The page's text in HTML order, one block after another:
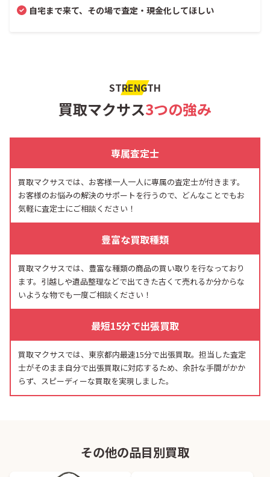
自宅まで来て、その場で査定・現金化してほしい
STRENGTH
買取マクサス3つの強み
専属査定士
買取マクサスでは、お客様一人一人に専属の査定士が付きます。
お客様のお悩みの解決のサポートを行うので、どんなことでもお
気軽に査定士にご相談ください！
豊富な買取種類
買取マクサスでは、豊富な種類の商品の買い取りを行なっており
ます。引越しや遺品整理などで出てきた古くて売れるか分からな
いような物でも一度ご相談ください！
最短15分で出張買取
買取マクサスでは、東京都内最速15分で出張買取。担当した査定
士がそのまま自分で出張買取に対応するため、余計な手間がかか
らず、スピーディーな買取を実現しました。
その他の品目別買取